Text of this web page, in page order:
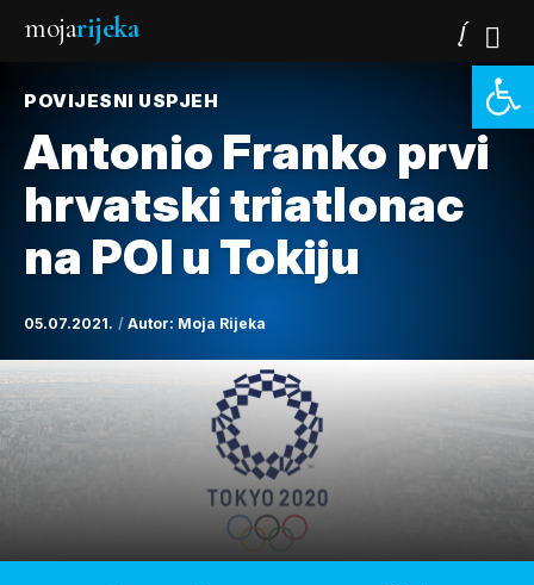
mojarijeka
POVIJESNI USPJEH
Antonio Franko prvi
hrvatski triatlonac
na POI u Tokiju
05.07.2021. Autor: Moja Rijeka